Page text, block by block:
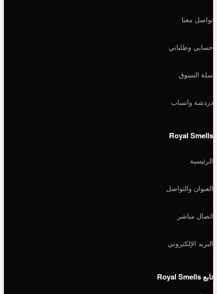
تواصل معنا
حسابي وطلباتي
سلة التسوق
دردشة واتساب
Royal Smells
الرئيسية
العنوان والتواصل
اتصال مباشر
البريد الإلكتروني
تابع Royal Smells